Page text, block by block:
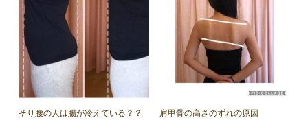
そり腰の人は腸が冷えている？？ 肩甲骨の高さのずれの原因